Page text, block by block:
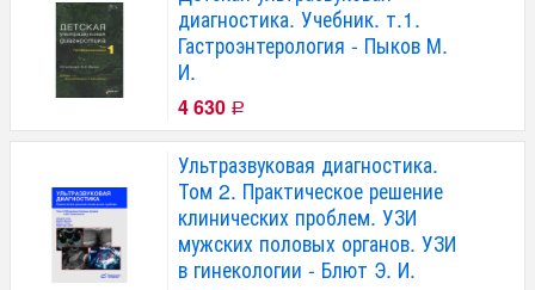
диагностика. Учебник. т.1.
Гастроэнтерология - Пыков М.
И.
4 630 Р
Ультразвуковая диагностика.
Том 2. Практическое решение
клинических проблем. УЗИ
мужских половых органов. УЗИ
в гинекологии - Блют Э. И.